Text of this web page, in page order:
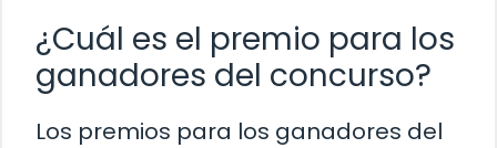
¿Cuál es el premio para los
ganadores del concurso?
Los premios para los ganadores del